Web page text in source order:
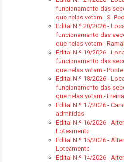
funcionamento das
que nelas votam - S.
Edital N.º 20/2026 -
funcionamento das
que nelas votam -
Edital N.º 19/2026 -
funcionamento das
que nelas votam - Ponte
Edital N.º 18/2026 -
funcionamento das
que nelas votam - Freiria
Edital N.º 17/2026 -
admitidas
Edital N.º 16/2026 -
Loteamento
Edital N.º 15/2026 -
Loteamento
Edital N.º 14/2026 -